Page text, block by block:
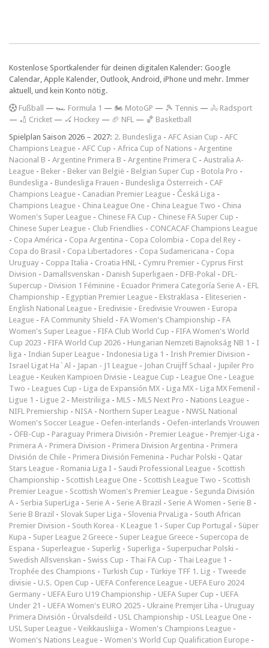
Kostenlose Sportkalender für deinen digitalen Kalender: Google
Calendar, Apple Kalender, Outlook, Android, iPhone und mehr. Immer
aktuell, und kein Konto nötig.
Fußball — 🏎️ Formula 1 — 🏍 MotoGP — 🎾 Tennis — 🚴 Radsport
— 🏏 Cricket — 🏑 Hockey — 🏈 NFL — 🏀 Basketball
Spielplan Saison 2026 – 2027: 2. Bundesliga - AFC Asian Cup - AFC
Champions League - AFC Cup - Africa Cup of Nations - Argentine
Nacional B - Argentine Primera B - Argentine Primera C - Australia A-
League - Beker - Beker van België - Belgian Super Cup - Botola Pro -
Bundesliga - Bundesliga Frauen - Bundesliga Österreich - CAF
Champions League - Canadian Premier League - Česká Liga -
Champions League - China League One - China League Two - China
Women's Super League - Chinese FA Cup - Chinese FA Super Cup -
Chinese Super League - Club Friendlies - CONCACAF Champions League
- Copa América - Copa Argentina - Copa Colombia - Copa del Rey -
Copa do Brasil - Copa Libertadores - Copa Sudamericana - Copa
Uruguay - Coppa Italia - Croatia HNL - Cymru Premier - Cyprus First
Division - Damallsvenskan - Danish Superligaen - DFB-Pokal - DFL-
Supercup - Division 1 Féminine - Ecuador Primera Categoría Serie A - EFL
Championship - Egyptian Premier League - Ekstraklasa - Eliteserien -
English National League - Eredivisie - Eredivisie Vrouwen - Europa
League - FA Community Shield - FA Women's Championship - FA
Women's Super League - FIFA Club World Cup - FIFA Women's World
Cup 2023 - FIFA World Cup 2026 - Hungarian Nemzeti Bajnokság NB 1 - I
liga - Indian Super League - Indonesia Liga 1 - Irish Premier Division -
Israel Ligat Ha`Al - Japan - J1 League - Johan Cruijff Schaal - Jupiler Pro
League - Keuken Kampioen Divisie - League Cup - League One - League
Two - Leagues Cup - Liga de Expansión MX - Liga MX - Liga MX Femenil -
Ligue 1 - Ligue 2 - Meistriliiga - MLS - MLS Next Pro - Nations League -
NIFL Premiership - NISA - Northern Super League - NWSL National
Women's Soccer League - Oefen-interlands - Oefen-interlands Vrouwen
- ÖFB-Cup - Paraguay Primera División - Premier League - Premjer-Liga -
Primera A - Primera Division - Primera Division Argentina - Primera
División de Chile - Primera División Femenina - Puchar Polski - Qatar
Stars League - Romania Liga I - Saudi Professional League - Scottish
Championship - Scottish League One - Scottish League Two - Scottish
Premier League - Scottish Women's Premier League - Segunda División
A - Serbia SuperLiga - Serie A - Serie A Brazil - Serie A Women - Serie B -
Serie B Brazil - Slovak Super Liga - Slovenia PrvaLiga - South African
Premier Division - South Korea - K League 1 - Super Cup Portugal - Süper
Kupa - Super League 2 Greece - Super League Greece - Supercopa de
Espana - Superleague - Superlig - Superliga - Superpuchar Polski -
Swedish Allsvenskan - Swiss Cup - Thai FA Cup - Thai League 1 -
Trophée des Champions - Turkish Cup - Türkiye TFF 1. Lig - Tweede
divisie - U.S. Open Cup - UEFA Conference League - UEFA Euro 2024
Germany - UEFA Euro U19 Championship - UEFA Super Cup - UEFA
Under 21 - UEFA Women's EURO 2025 - Ukraine Premjer Liha - Uruguay
Primera División - Úrvalsdeild - USL Championship - USL League One -
USL Super League - Veikkausliiga - Women's Champions League -
Women's Nations League - Women's World Cup Qualification Europe -